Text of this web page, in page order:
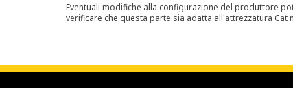
Eventuali modifiche alla configurazione del produttore
verificare che questa parte sia adatta all'attrezzatura